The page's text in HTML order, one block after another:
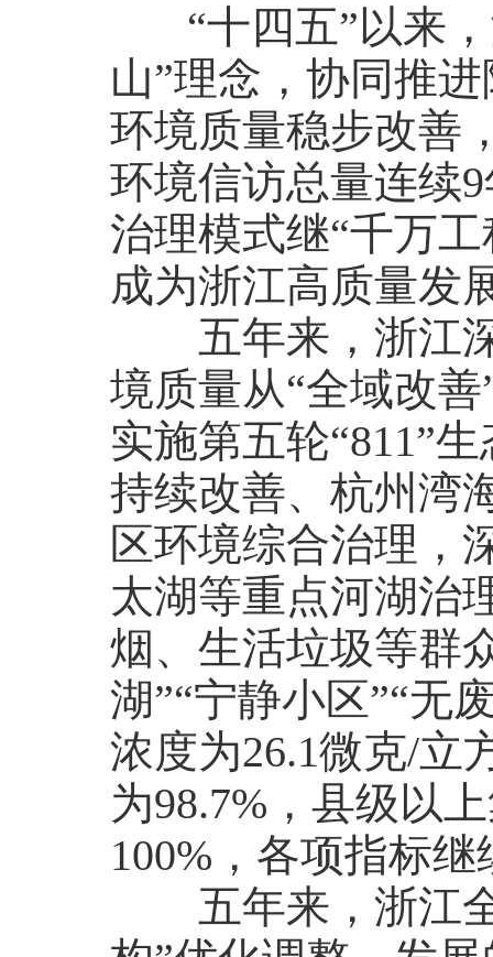
“十四五”以来，
山”理念，协同推
环境质量稳步改善
环境信访总量连续
治理模式继“千万
成为浙江高质量发
五年来，浙江深
境质量从“全域改
实施第五轮“811”
持续改善、杭州湾
区环境综合治理，
太湖等重点河湖治
烟、生活垃圾等群
湖”“宁静小区”“无
浓度为26.1微克/立
为98.7%，县级以
100%，各项指标
五年来，浙江全